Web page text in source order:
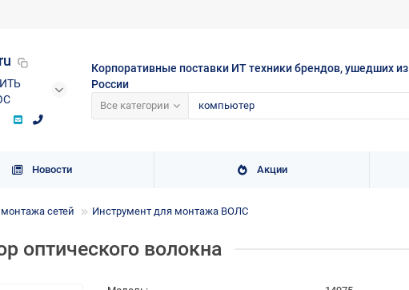
Корпоративные поставки ИТ техники брендов, ушедших из
России
Все категории
Новости Акции
сетей Инструмент для монтажа ВОЛС
оптического волокна